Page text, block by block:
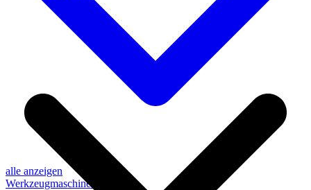
alle anzeigen
Werkzeugmaschinen-Zubehör